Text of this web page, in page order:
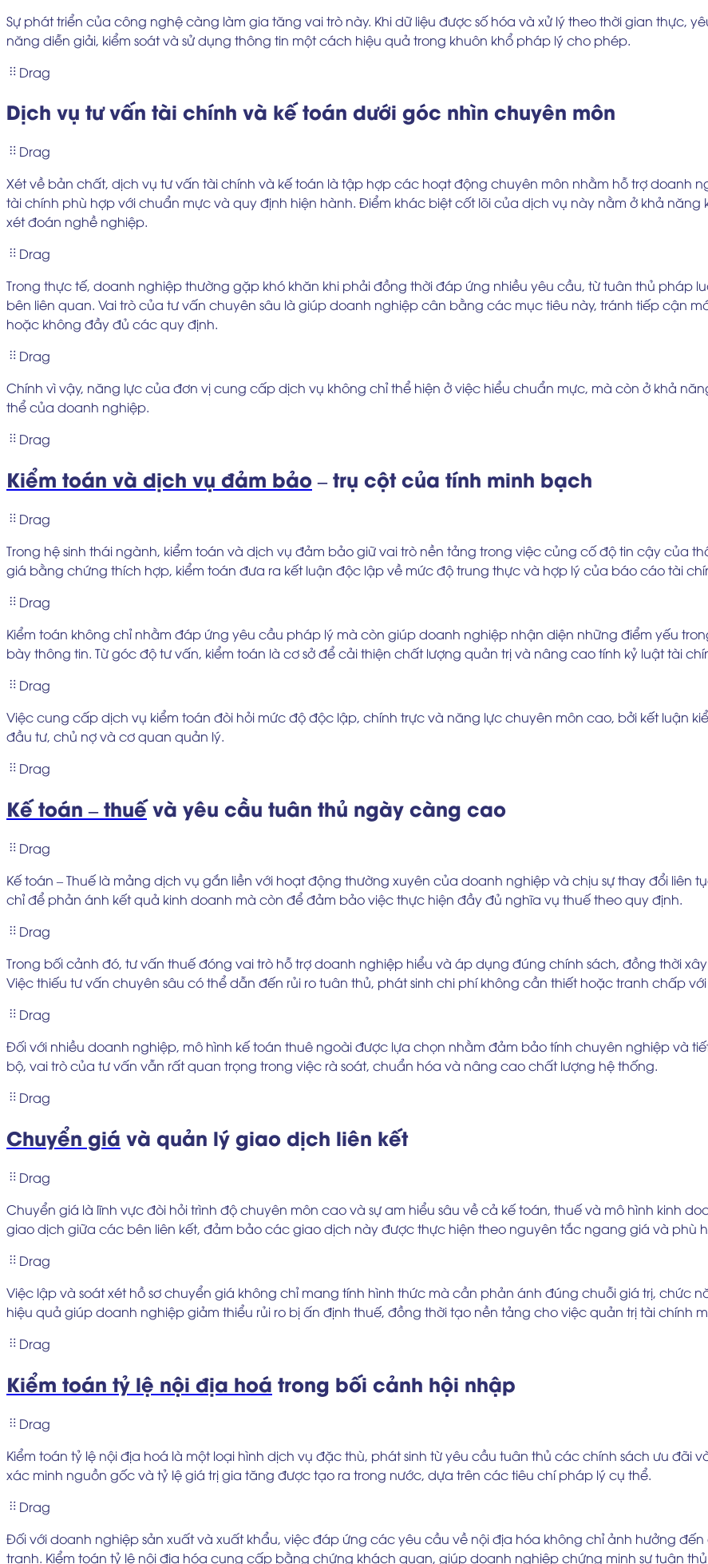
Sự phát triển của công nghệ càng làm gia tăng vai trò này. Khi dữ liệu được số hóa và xử lý theo thời gian thực,
năng diễn giải, kiểm soát và sử dụng thông tin một cách hiệu quả trong khuôn khổ pháp lý cho phép.
Drag
Dịch vụ tư vấn tài chính và kế toán dưới góc nhìn chuyên môn
Drag
Xét về bản chất, dịch vụ tư vấn tài chính và kế toán là tập hợp các hoạt động chuyên môn nhằm hỗ trợ doanh
tài chính phù hợp với chuẩn mực và quy định hiện hành. Điểm khác biệt cốt lõi của dịch vụ này nằm ở khả năng
xét đoán nghề nghiệp.
Drag
Trong thực tế, doanh nghiệp thường gặp khó khăn khi phải đồng thời đáp ứng nhiều yêu cầu, từ tuân thủ pháp
bên liên quan. Vai trò của tư vấn chuyên sâu là giúp doanh nghiệp cân bằng các mục tiêu này, tránh tiếp cận
hoặc không đầy đủ các quy định.
Drag
Chính vì vậy, năng lực của đơn vị cung cấp dịch vụ không chỉ thể hiện ở việc hiểu chuẩn mực, mà còn ở khả
thể của doanh nghiệp.
Drag
Kiểm toán và dịch vụ đảm bảo– trụ cột của tính minh bạch
Drag
Trong hệ sinh thái ngành, kiểm toán và dịch vụ đảm bảo giữ vai trò nền tảng trong việc củng cố độ tin cậy của
giá bằng chứng thích hợp, kiểm toán đưa ra kết luận độc lập về mức độ trung thực và hợp lý của báo cáo tài
Drag
Kiểm toán không chỉ nhằm đáp ứng yêu cầu pháp lý mà còn giúp doanh nghiệp nhận diện những điểm yếu
bày thông tin. Từ góc độ tư vấn, kiểm toán là cơ sở để cải thiện chất lượng quản trị và nâng cao tính kỷ luật tài
Drag
Việc cung cấp dịch vụ kiểm toán đòi hỏi mức độ độc lập, chính trực và năng lực chuyên môn cao, bởi kết luận
đầu tư, chủ nợ và cơ quan quản lý.
Drag
Kế toán – thuếvà yêu cầu tuân thủ ngày càng cao
Drag
Kế toán – Thuế là mảng dịch vụ gắn liền với hoạt động thường xuyên của doanh nghiệp và chịu sự thay đổi liên
chỉ để phản ánh kết quả kinh doanh mà còn để đảm bảo việc thực hiện đầy đủ nghĩa vụ thuế theo quy định.
Drag
Trong bối cảnh đó, tư vấn thuế đóng vai trò hỗ trợ doanh nghiệp hiểu và áp dụng đúng chính sách, đồng thời
Việc thiếu tư vấn chuyên sâu có thể dẫn đến rủi ro tuân thủ, phát sinh chi phí không cần thiết hoặc tranh chấp
Drag
Đối với nhiều doanh nghiệp, mô hình kế toán thuê ngoài được lựa chọn nhằm đảm bảo tính chuyên nghiệp và
bộ, vai trò của tư vấn vẫn rất quan trọng trong việc rà soát, chuẩn hóa và nâng cao chất lượng hệ thống.
Drag
Chuyển giá và quản lý giao dịch liên kết
Drag
Chuyển giá là lĩnh vực đòi hỏi trình độ chuyên môn cao và sự am hiểu sâu về cả kế toán, thuế và mô hình kinh
giao dịch giữa các bên liên kết, đảm bảo các giao dịch này được thực hiện theo nguyên tắc ngang giá và phù
Drag
Việc lập và soát xét hồ sơ chuyển giá không chỉ mang tính hình thức mà cần phản ánh đúng chuỗi giá trị, chức
hiệu quả giúp doanh nghiệp giảm thiểu rủi ro bị ấn định thuế, đồng thời tạo nền tảng cho việc quản trị tài chính
Drag
Kiểm toán tỷ lệ nội địa hoá trong bối cảnh hội nhập
Drag
Kiểm toán tỷ lệ nội địa hoá là một loại hình dịch vụ đặc thù, phát sinh từ yêu cầu tuân thủ các chính sách ưu đãi
xác minh nguồn gốc và tỷ lệ giá trị gia tăng được tạo ra trong nước, dựa trên các tiêu chí pháp lý cụ thể.
Drag
Đối với doanh nghiệp sản xuất và xuất khẩu, việc đáp ứng các yêu cầu về nội địa hóa không chỉ ảnh hưởng
tranh. Kiểm toán tỷ lệ nội địa hóa cung cấp bằng chứng khách quan, giúp doanh nghiệp chứng minh sự tuân